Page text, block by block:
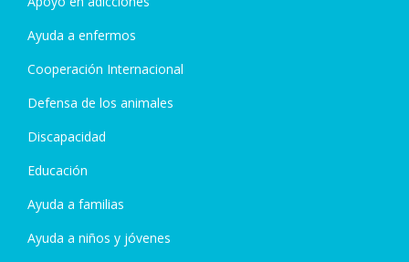
Ayuda a enfermos
Cooperación Internacional
Defensa de los animales
Discapacidad
Educación
Ayuda a familias
Ayuda a niños y jóvenes